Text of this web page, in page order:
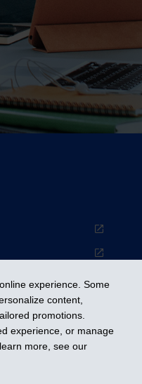
experience. Some
content,
promotions.
experience, or manage
more, see our